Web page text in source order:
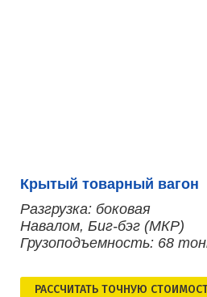
Крытый товарный вагон
Разгрузка: боковая
Навалом, Биг-бэг (МКР)
Грузоподъемность: 68
РАСCЧИТАТЬ ТОЧНУЮ